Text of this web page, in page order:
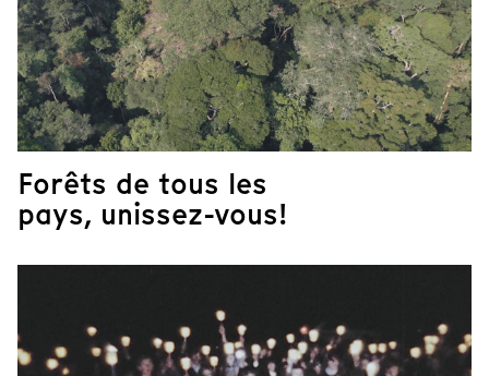
Forêts de tous les
pays, unissez-vous!